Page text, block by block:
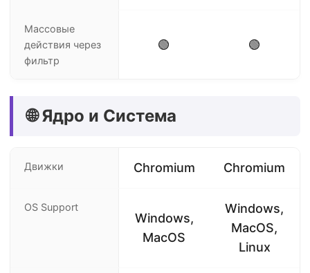
Массовые
действия через
фильтр
🟢 🟢
🌐 Ядро и Система
Движки Chromium Chromium
OS Support
Windows,
MacOS
Windows,
MacOS,
Linux